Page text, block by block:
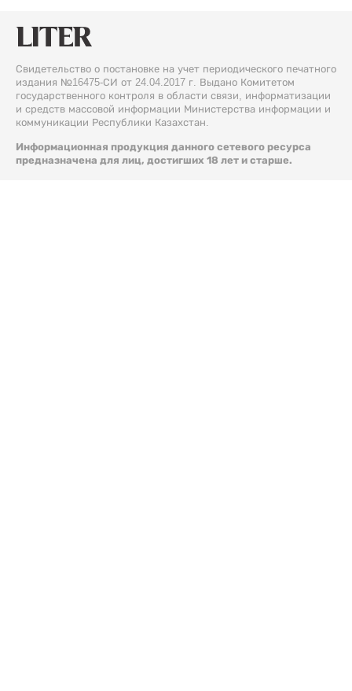
Свидетельство о постановке на учет периодического печатного
издания №16475-СИ от 24.04.2017 г. Выдано Комитетом
государственного контроля в области связи, информатизации
и средств массовой информации Министерства информации и
коммуникации Республики Казахстан.
Информационная продукция данного сетевого ресурса
предназначена для лиц, достигших 18 лет и старше.